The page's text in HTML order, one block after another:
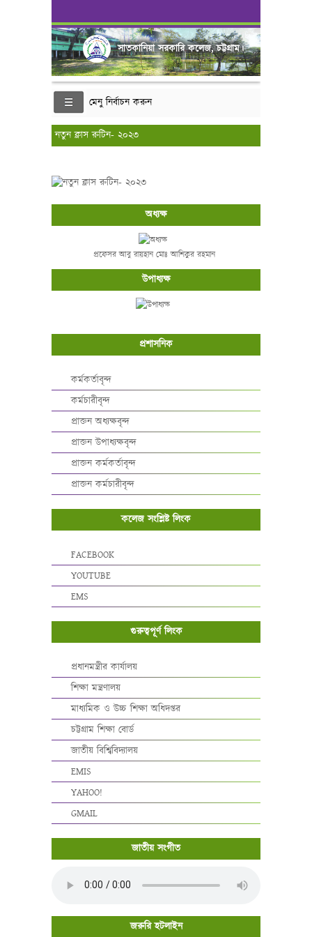
সাতকানিয়া সরকারি কলেজ, চট্টগ্রাম।
মেনু নির্বাচন করুন
নতুন ক্লাস রুটিন- ২০২৩
অধ্যক্ষ
প্রফেসর আবু রায়হান মোঃ আশিকুর রহমান
উপাধ্যক্ষ
প্রশাসনিক
কর্মকর্তাবৃন্দ
কর্মচারীবৃন্দ
প্রাক্তন অধ্যক্ষবৃন্দ
প্রাক্তন উপাধ্যক্ষবৃন্দ
প্রাক্তন কর্মকর্তাবৃন্দ
প্রাক্তন কর্মচারীবৃন্দ
কলেজ সংশ্লিষ্ট লিংক
FACEBOOK
YOUTUBE
EMS
গুরুত্বপূর্ণ লিংক
প্রধানমন্ত্রীর কার্যালয়
শিক্ষা মন্ত্রণালয়
মাধ্যমিক ও উচ্চ শিক্ষা অধিদপ্তর
চট্টগ্রাম শিক্ষা বোর্ড
জাতীয় বিশ্বিবিদ্যালয়
EMIS
YAHOO!
GMAIL
জাতীয় সংগীত
জরুরি হটলাইন